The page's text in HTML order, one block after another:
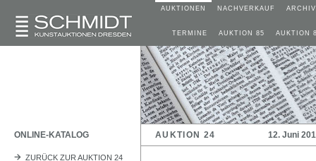
AUKTIONEN NACHVERKAUF ARCHIV
TERMINE AUKTION 85 AUKTION
ONLINE-KATALOG AUKTION 24 12. Juni
ZURÜCK ZUR AUKTION 24